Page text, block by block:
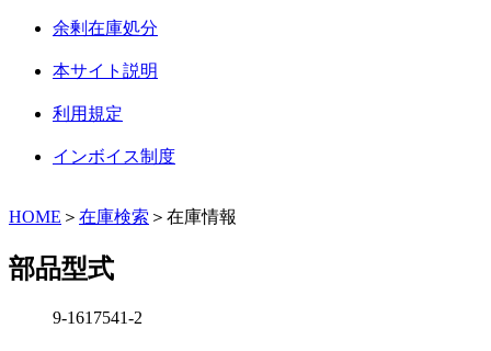
余剰在庫処分
本サイト説明
利用規定
インボイス制度
HOME ＞ 在庫検索 ＞在庫情報
部品型式
9-1617541-2